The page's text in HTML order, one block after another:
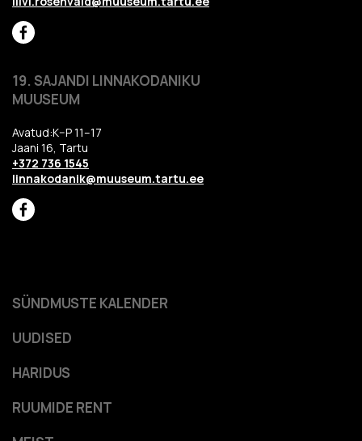
19. SAJANDI LINNAKODANIKU
MUUSEUM
Avatud:K–P 11–17
Jaani 16, Tartu
+372 736 1545
linnakodanik@muuseum.tartu.ee
HARIDUS
RUUMIDE RENT
SÜNDMUSTE KALENDER
UUDISED